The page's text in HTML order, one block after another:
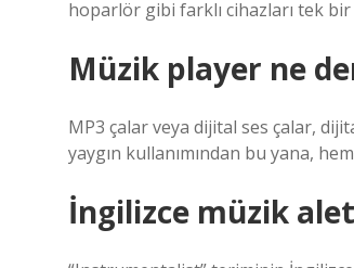
hoparlör gibi farklı cihazları tek
Müzik player ne
MP3 çalar veya dijital ses çalar,
yaygın kullanımından bu yana,
İngilizce müzik